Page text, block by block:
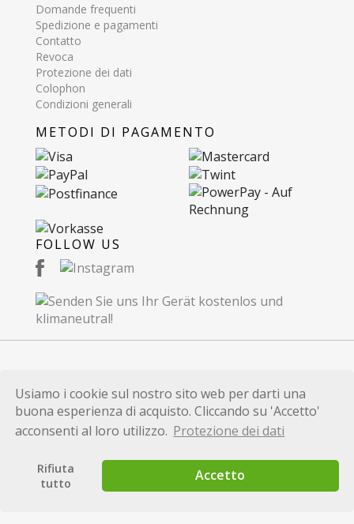
Usiamo i cookie sul nostro sito web per darti una
buona esperienza di acquisto. Cliccando su 'Accetto'
acconsenti al loro utilizzo. Protezione dei dati
Rifiuta
tutto
Accetto
Domande frequenti
Spedizione e pagamenti
Contatto
Revoca
Protezione dei dati
Colophon
Condizioni generali
METODI DI PAGAMENTO
FOLLOW US
© 2026 Recommerce AG. Proudly Made in
Switzerland.
Tutti i marchi e le denominazioni dei prodotti
scopo identificativo e sono marche o marchi
registrati dai rispettivi proprietari.